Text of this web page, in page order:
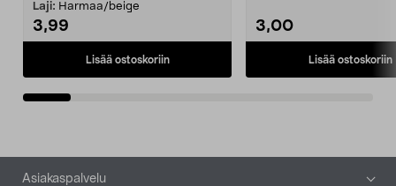
Laji: Harmaa/beige
3,99
Lisää ostoskoriin
3,00
Lisää ostoskoriin
Alatunniste
Asiakaspalvelu